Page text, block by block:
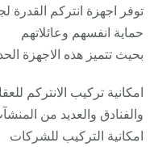
توفر اجهزة انتركم القدرة
حماية انفسهم وعائلاتهم
بحيث تتميز هذه الاجهزة
امكانية تركيب الانتركم
والفنادق والعديد من
امكانية التركيب للشركات